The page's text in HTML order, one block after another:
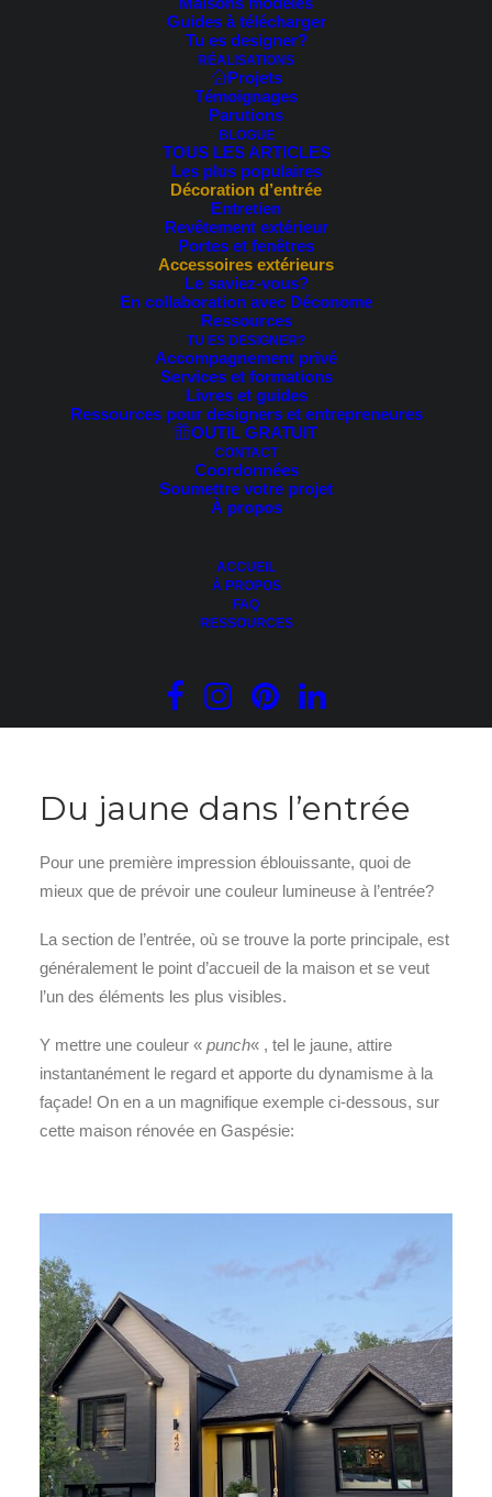
Guides à télécharger
Tu es designer?
RÉALISATIONS
Projets
Témoignages
Parutions
BLOGUE
TOUS LES ARTICLES
Les plus populaires
Décoration d’entrée
Entretien
Revêtement extérieur
Portes et fenêtres
Accessoires extérieurs
Le saviez-vous?
En collaboration avec Déconome
Ressources
TU ES DESIGNER?
Accompagnement privé
Services et formations
Livres et guides
Ressources pour designers et entrepreneures
OUTIL GRATUIT
CONTACT
Coordonnées
Soumettre votre projet
À propos
ACCUEIL
À PROPOS
FAQ
RESSOURCES
Temps de lecture estimé: 4 min.
Si vous souhaitez revitaliser l’apparence de votre maison
et capter l’attention des passants, rien de tel que d’ajouter
une touche de votre couleur préférée à votre décoration
Bien que les trucs suivants puissent s’appliquer à
n’importe quelle couleur, on parle aujourd’hui d’un ton
éclatant: le jaune!
Synonyme de lumière, d’énergie et de chaleur, cette
couleur audacieuse insuffle une ambiance accueillante et
vivante à tout espace.
Pourquoi choisir le jaune?
Il apporte de la chaleur et du dynamisme;
Il crée une harmonie avec d’autres couleurs naturelles
soleil, feuilles d’automne);
Il offre une personnalisation unique et stylée!
aux accessoires plus subtils!
Du jaune dans l’entrée
Pour une première impression éblouissante, quoi de
mieux que de prévoir une couleur lumineuse à l’entrée?
La section de l’entrée, où se trouve la porte principale, est
généralement le point d’accueil de la maison et se veut
l’un des éléments les plus visibles.
Y mettre une couleur « punch« , tel le jaune, attire
instantanément le regard et apporte du dynamisme à la
façade! On en a un magnifique exemple ci-dessous, sur
cette maison rénovée en Gaspésie: